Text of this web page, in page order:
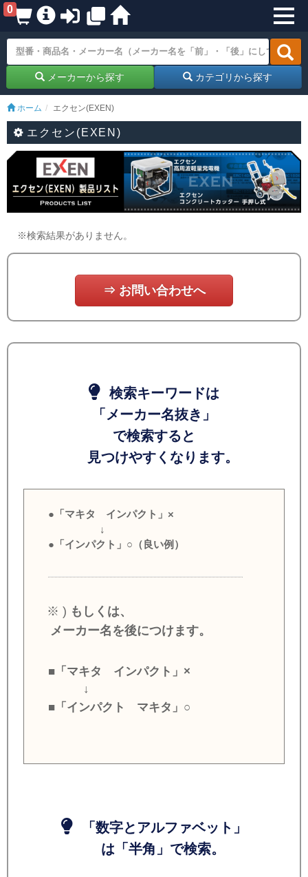
0
メーカーから探す カテゴリから探す
ホーム エクセン(EXEN)
エクセン(EXEN)
※検索結果がありません。
⇒ お問い合わせへ
検索キーワードは
「メーカー名抜き」
で検索すると
見つけやすくなります。
●「マキタ インパクト」×
↓
●「インパクト」○（良い例）
※ ) もしくは、
メーカー名を後につけます。
■「マキタ インパクト」×
↓
■「インパクト マキタ」○
「数字とアルファベット」
は「半角」で検索。